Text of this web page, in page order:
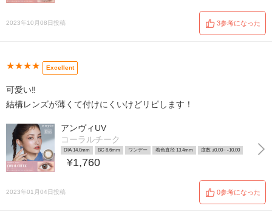
2023年10月08日投稿 3参考になった
★★★★ Excellent
可愛い‼︎
結構レンズが薄くて付けにくいけどリピします！
アンヴィUV
コーラルチーク
DIA 14.0mm BC 8.6mm ワンデー 着色直径 13.4mm 度数 ±0.00~ -10.00
¥1,760
2023年01月04日投稿 0参考になった